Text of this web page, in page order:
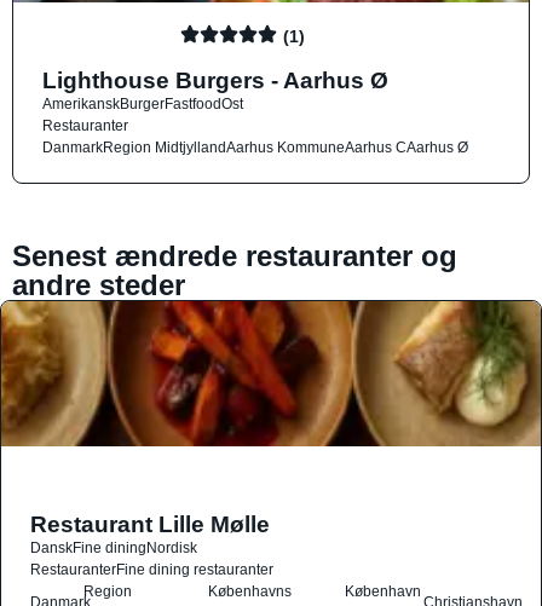
(1)
Lighthouse Burgers - Aarhus Ø
AmerikanskBurgerFastfoodOst
Restauranter
DanmarkRegion MidtjyllandAarhus KommuneAarhus CAarhus Ø
Senest ændrede restauranter og
andre steder
Restaurant Lille Mølle
DanskFine diningNordisk
RestauranterFine dining restauranter
Danmark
Region
Københavns
København
Christianshavn